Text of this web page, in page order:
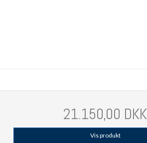
21.150,00 DKK
Vis produkt